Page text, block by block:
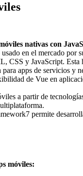
nativas con
usado en el mercado por
y JavaScript.
apps de servicios y
de Vue en
a partir de
permite
móviles: